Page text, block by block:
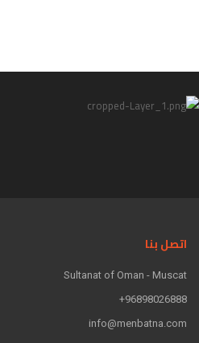
اتصل بنا
Sultanat of Oman - Muscat
96898026888+
info@menbatna.com